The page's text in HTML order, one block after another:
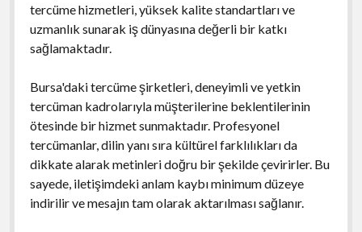
tercüme hizmetleri, yüksek kalite standartları ve
uzmanlık sunarak iş dünyasına değerli bir katkı
sağlamaktadır.
Bursa'daki tercüme şirketleri, deneyimli ve yetkin
tercüman kadrolarıyla müşterilerine beklentilerinin
ötesinde bir hizmet sunmaktadır. Profesyonel
tercümanlar, dilin yanı sıra kültürel farklılıkları da
dikkate alarak metinleri doğru bir şekilde çevirirler. Bu
sayede, iletişimdeki anlam kaybı minimum düzeye
indirilir ve mesajın tam olarak aktarılması sağlanır.